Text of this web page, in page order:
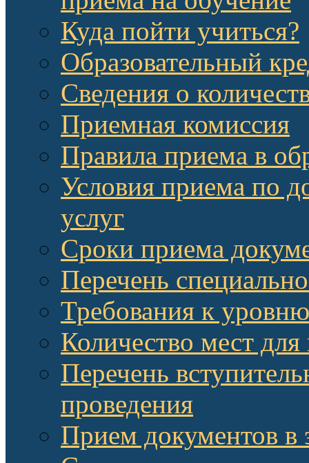
Куда пойти учиться?
Образовательный
Сведения о
Приемная комиссия
Правила приема в
Условия приема по
услуг
Сроки приема
Перечень
Требования к
Количество мест
Перечень
проведения
Прием документов в